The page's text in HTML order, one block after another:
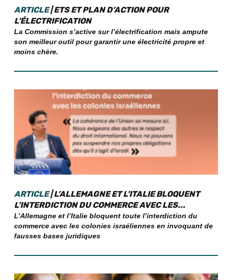
ARTICLE| ETS ET PLAN D’ACTION POUR
L’ÉLECTRIFICATION
La Commission s’active sur l’électrification mais ampute
son meilleur outil pour garantir une électricité propre et
moins chère.
ARTICLE| L’ALLEMAGNE ET L’ITALIE BLOQUENT
L’INTERDICTION DU COMMERCE AVEC LES...
L’Allemagne et l’Italie bloquent toute l’interdiction du
commerce avec les colonies israéliennes en invoquant de
fausses bases juridiques